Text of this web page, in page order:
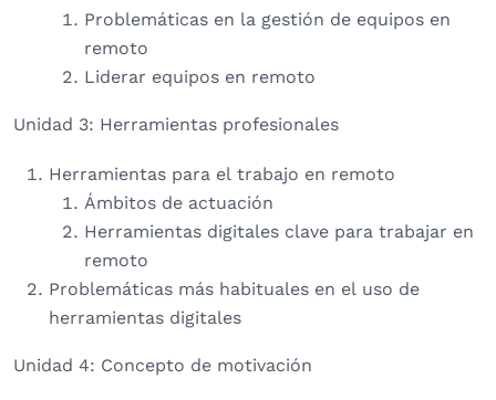
Problemáticas en la gestión de equipos en
remoto
Liderar equipos en remoto
Unidad 3: Herramientas profesionales
Herramientas para el trabajo en remoto
Ámbitos de actuación
Herramientas digitales clave para trabajar en
remoto
Problemáticas más habituales en el uso de
herramientas digitales
Unidad 4: Concepto de motivación